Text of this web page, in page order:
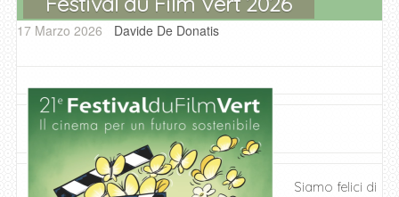
17 Marzo 2026 Davide De Donatis
Siamo felici di